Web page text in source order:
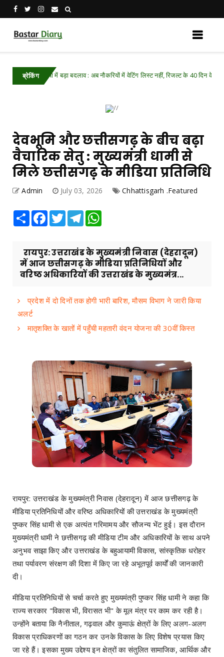
ब्रेकिंग
में बड़ा बदलाव : अब नौकरियों में वेटिंग लिस्ट नहीं, रिजल्ट के 40 दिन के भीतर मिलेगा
देवभूमि और छत्तीसगढ़ के बीच बढ़ा
वैचारिक सेतु : मुख्यमंत्री धामी से
मिले छत्तीसगढ़ के मीडिया प्रतिनिधि
Admin July 03, 2026 Chhattisgarh .Featured
Share Facebook
TwitterTelegram
​रायपुर: उत्तराखंड के मुख्यमंत्री निवास (देहरादून)
में आज छत्तीसगढ़ के मीडिया प्रतिनिधियों और
वरिष्ठ अधिकारियों की उत्तराखंड के मुख्यमंत्र...
प्रदेश में दो दिनों तक होगी भारी बारिश, मौसम विभाग ने जारी किया
अलर्ट
मातृशक्ति के खातों में पहुँची महतारी वंदन योजना की 30वीं किस्त
​रायपुर: उत्तराखंड के मुख्यमंत्री निवास (देहरादून) में आज छत्तीसगढ़ के
मीडिया प्रतिनिधियों और वरिष्ठ अधिकारियों की उत्तराखंड के मुख्यमंत्री
पुष्कर सिंह धामी से एक अत्यंत गरिमामय और सौजन्य भेंट हुई। इस दौरान
मुख्यमंत्री धामी ने छत्तीसगढ़ की मीडिया टीम और अधिकारियों के साथ अपने
अनुभव साझा किए और उत्तराखंड के बहुआयामी विकास, सांस्कृतिक धरोहर
तथा पर्यावरण संरक्षण की दिशा में किए जा रहे अभूतपूर्व कार्यों की जानकारी
दी।
मीडिया प्रतिनिधियों से चर्चा करते हुए मुख्यमंत्री पुष्कर सिंह धामी ने कहा कि
राज्य सरकार "विकास भी, विरासत भी" के मूल मंत्र पर काम कर रही है।
उन्होंने बताया कि नैनीताल, गढ़वाल और कुमाऊं क्षेत्रों के लिए अलग-अलग
विकास प्राधिकरणों का गठन कर उनके विकास के लिए विशेष प्रयास किए
जा रहे हैं। इसका मुख्य उद्देश्य इन क्षेत्रों का संतुलित सामाजिक, आर्थिक और